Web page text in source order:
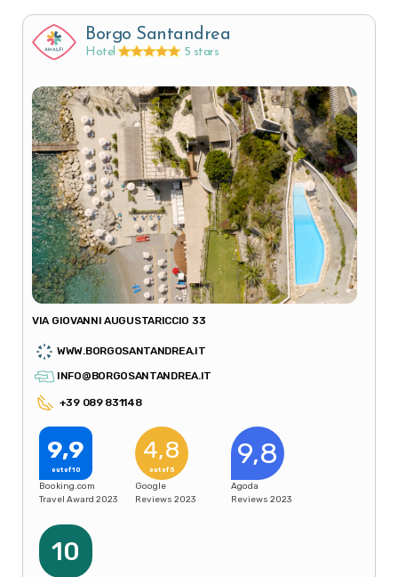
Borgo Santandrea
Hotel 5 stars
VIA GIOVANNI AUGUSTARICCIO 33
WWW.BORGOSANTANDREA.IT
INFO@BORGOSANTANDREA.IT
+39 089 831148
9,9
out of 10
Booking.com
Travel Award 2023
4,8
out of 5
Google
Reviews 2023
9,8
Agoda
Reviews 2023
10